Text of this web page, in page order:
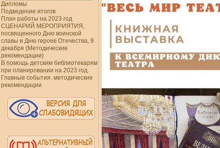
Дипломы
Подведение итогов
План работы на 2023 год
СЦЕНАРИЙ МЕРОПРИЯТИЯ,
посвященного Дню воинской
славы и Дню героев Отечества, 9
декабря (Методические
рекомендации)
В помощь детским библиотекарям
при планировании на 2023 год.
Главные события. методические
рекомендации